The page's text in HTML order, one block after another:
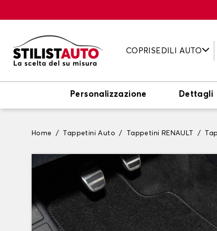
COPRISEDILI AUTO
Personalizzazione Dettagli
Home Tappetini Auto Tappetini RENAULT